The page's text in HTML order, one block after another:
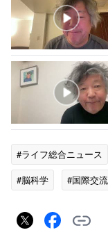
#ライフ総合ニュース
#脳科学
#国際交流